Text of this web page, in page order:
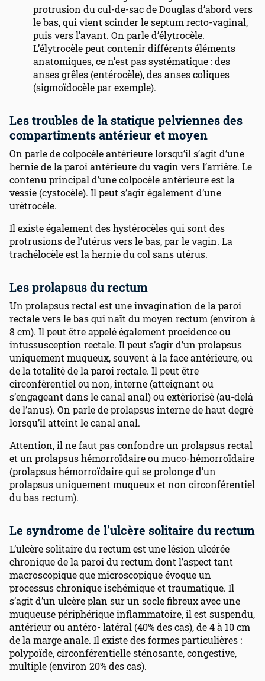
protrusion du cul-de-sac de Douglas d’abord vers
le bas, qui vient scinder le septum recto-vaginal,
puis vers l’avant. On parle d’élytrocèle.
L’élytrocèle peut contenir différents éléments
anatomiques, ce n’est pas systématique : des
anses grêles (entérocèle), des anses coliques
(sigmoïdocèle par exemple).
Les troubles de la statique pelviennes des
compartiments antérieur et moyen
On parle de colpocèle antérieure lorsqu’il s’agit d’une
hernie de la paroi antérieure du vagin vers l’arrière. Le
contenu principal d’une colpocèle antérieure est la
vessie (cystocèle). Il peut s’agir également d’une
urétrocèle.
Il existe également des hystérocèles qui sont des
protrusions de l’utérus vers le bas, par le vagin. La
trachélocèle est la hernie du col sans utérus.
Les prolapsus du rectum
Un prolapsus rectal est une invagination de la paroi
rectale vers le bas qui naît du moyen rectum (environ à
8 cm). Il peut être appelé également procidence ou
intussusception rectale. Il peut s’agir d’un prolapsus
uniquement muqueux, souvent à la face antérieure, ou
de la totalité de la paroi rectale. Il peut être
circonférentiel ou non, interne (atteignant ou
s’engageant dans le canal anal) ou extériorisé (au-delà
de l’anus). On parle de prolapsus interne de haut degré
lorsqu’il atteint le canal anal.
Attention, il ne faut pas confondre un prolapsus rectal
et un prolapsus hémorroïdaire ou muco-hémorroïdaire
(prolapsus hémorroïdaire qui se prolonge d’un
prolapsus uniquement muqueux et non circonférentiel
du bas rectum).
Le syndrome de l’ulcère solitaire du rectum
L’ulcère solitaire du rectum est une lésion ulcérée
chronique de la paroi du rectum dont l’aspect tant
macroscopique que microscopique évoque un
processus chronique ischémique et traumatique. Il
s’agit d’un ulcère plan sur un socle fibreux avec une
muqueuse périphérique inflammatoire, il est suspendu,
antérieur ou antéro- latéral (40% des cas), de 4 à 10 cm
de la marge anale. Il existe des formes particulières :
polypoïde, circonférentielle sténosante, congestive,
multiple (environ 20% des cas).